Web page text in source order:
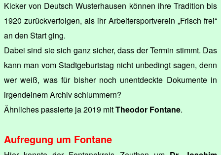
Kicker von Deutsch Wusterhausen können ihre Tradition bis
1920 zurückverfolgen, als ihr Arbeitersportverein „Frisch frei“
an den Start ging.
Dabei sind sie sich ganz sicher, dass der Termin stimmt. Das
kann man vom Stadtgeburtstag nicht unbedingt sagen, denn
wer weiß, was für bisher noch unentdeckte Dokumente in
irgendeinem Archiv schlummern?
Ähnliches passierte ja 2019 mitTheodor Fontane.
Aufregung um Fontane